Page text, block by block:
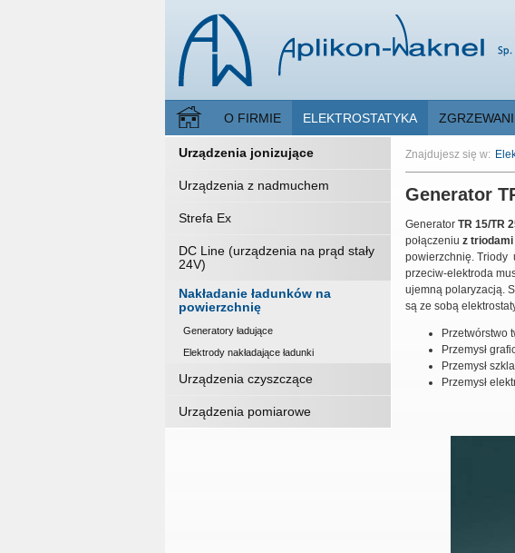
O FIRMIE ELEKTROSTATYKA
Urządzenia jonizujące
Urządzenia z nadmuchem
Strefa Ex
DC Line (urządzenia na prąd stały
24V)
Nakładanie ładunków na
powierzchnię
Generatory ładujące
Elektrody nakładające ładunki
Urządzenia czyszczące
Urządzenia pomiarowe
Znajdujesz się w:
Generator
Generator TR 15/TR
połączeniu z triodami
powierzchnię. Triody
przeciw-elektroda
ujemną polaryzacją.
są ze sobą
Przetwórstwo
Przemysł
Przemysł
Przemysł